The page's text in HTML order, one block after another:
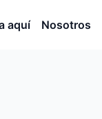
aquí Nosotros